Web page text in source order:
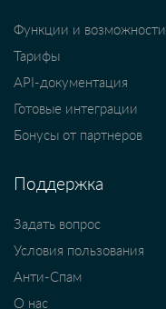
Функции и возможности
Тарифы
API-документация
Готовые интеграции
Бонусы от партнеров
Поддержка
Задать вопрос
Условия пользования
Анти-Спам
О нас